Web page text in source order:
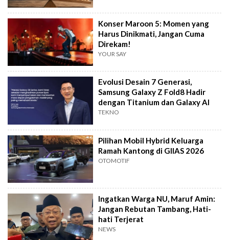
Konser Maroon 5: Momen yang
Harus Dinikmati, Jangan Cuma
Direkam!
YOUR SAY
Evolusi Desain 7 Generasi,
Samsung Galaxy Z Fold8 Hadir
dengan Titanium dan Galaxy AI
TEKNO
Pilihan Mobil Hybrid Keluarga
Ramah Kantong di GIIAS 2026
OTOMOTIF
Ingatkan Warga NU, Maruf Amin:
Jangan Rebutan Tambang, Hati-
hati Terjerat
NEWS